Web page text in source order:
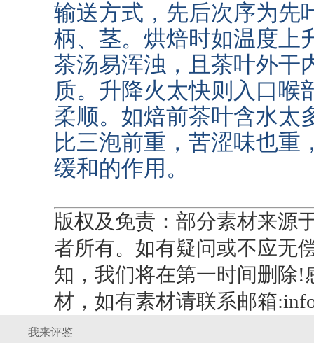
输送方式，先后次序为先
柄、茎。烘焙时如温度上
茶汤易浑浊，且茶叶外干
质。升降火太快则入口喉
柔顺。如焙前茶叶含水太
比三泡前重，苦涩味也重
缓和的作用。
版权及免责：部分素材来源
者所有。如有疑问或不应无
知，我们将在第一时间删除!
材，如有素材请联系邮箱
我来评鉴